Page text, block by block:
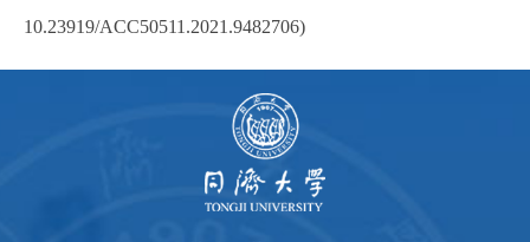
10.23919/ACC50511.2021.9482706)